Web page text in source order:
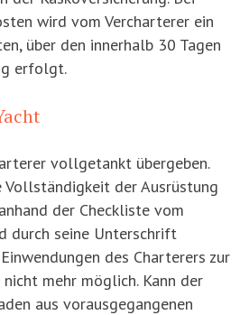
wird vom Vercharterer ein
über den innerhalb 30 Tagen
erfolgt.
vollgetankt übergeben.
Vollständigkeit der Ausrüstung
der Checkliste vom
durch seine Unterschrift
des Charterers zur
mehr möglich. Kann der
aus vorausgegangenen